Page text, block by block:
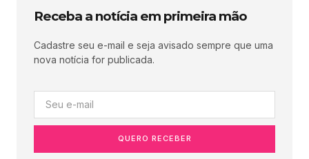
Receba a notícia em primeira mão
Cadastre seu e-mail e seja avisado sempre que uma
nova notícia for publicada.
QUERO RECEBER